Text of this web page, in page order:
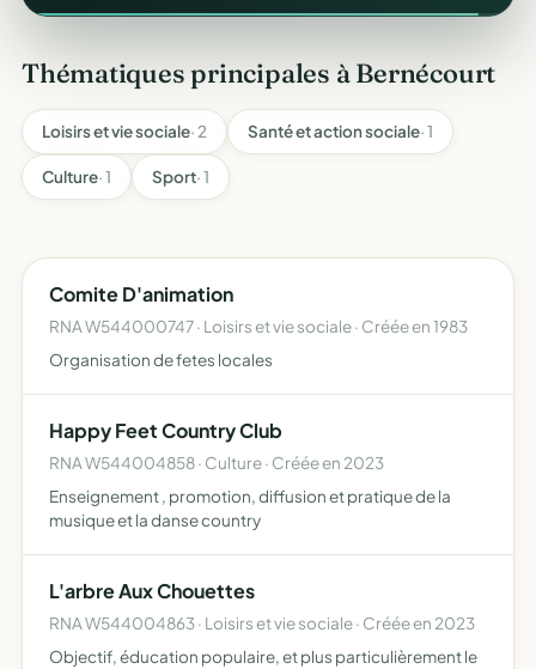
Thématiques principales à Bernécourt
Loisirs et vie sociale· 2 Santé et action sociale· 1
Culture· 1 Sport· 1
Comite D'animation
RNA W544000747 · Loisirs et vie sociale · Créée en 1983
Organisation de fetes locales
Happy Feet Country Club
RNA W544004858 · Culture · Créée en 2023
Enseignement , promotion, diffusion et pratique de la
musique et la danse country
L'arbre Aux Chouettes
RNA W544004863 · Loisirs et vie sociale · Créée en 2023
Objectif, éducation populaire, et plus particulièrement le